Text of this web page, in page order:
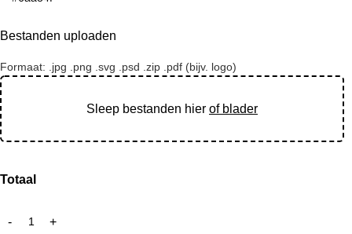
Bestanden uploaden
Formaat: .jpg .png .svg .psd .zip .pdf (bijv. logo)
Sleep bestanden hier of blader
Totaal